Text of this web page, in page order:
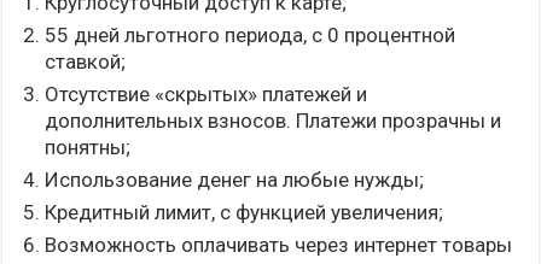
55 дней льготного периода, с 0 процентной
ставкой;
Отсутствие «скрытых» платежей и
дополнительных взносов. Платежи прозрачны и
понятны;
Использование денег на любые нужды;
Кредитный лимит, с функцией увеличения;
Возможность оплачивать через интернет товары